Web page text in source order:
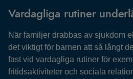
Vardagliga rutiner
När familjer drabbas av sjukdom
det viktigt för barnen att så långt
fast vid vardagliga rutiner för
fritidsaktiviteter och sociala